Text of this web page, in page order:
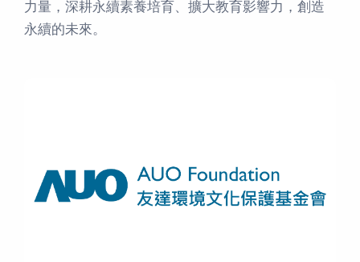
力量，深耕永續素養培育、擴大教育影響力，創造
永續的未來。